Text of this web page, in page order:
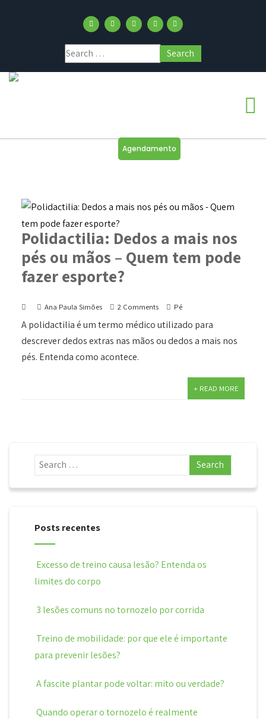
Agendamento
Polidactilia: Dedos a mais nos
pés ou mãos – Quem tem pode
fazer esporte?
Ana Paula Simões 2 Comments Pé
A polidactilia é um termo médico utilizado para
descrever dedos extras nas mãos ou dedos a mais nos
pés. Entenda como acontece.
+ READ MORE
Posts recentes
Excesso de treino causa lesão? Entenda os
limites do corpo
3 lesões comuns no tornozelo por corrida
Treino de mobilidade: por que ele é importante
para prevenir lesões?
A fascite plantar pode voltar: mito ou verdade?
Quando operar o tornozelo é realmente